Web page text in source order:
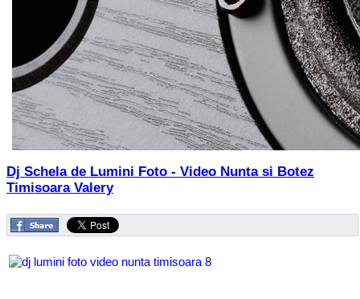
Dj Schela de Lumini Foto - Video Nunta si Botez
Timisoara Valery